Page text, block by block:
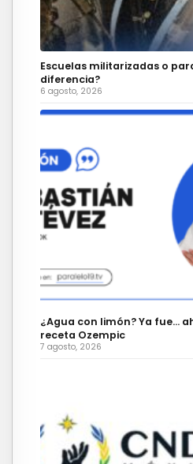
Escuelas militarizadas o
diferencia?
6 agosto, 2026
¿Agua con limón? Ya fue…
receta Ozempic
7 agosto, 2026